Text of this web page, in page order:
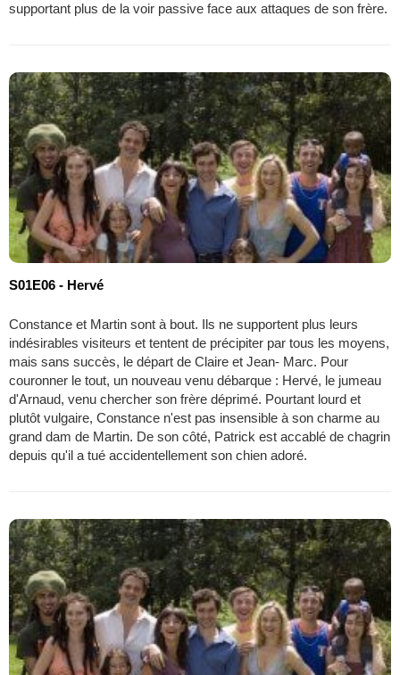
supportant plus de la voir passive face aux attaques de son frère.
S01E06 - Hervé
Constance et Martin sont à bout. Ils ne supportent plus leurs
indésirables visiteurs et tentent de précipiter par tous les moyens,
mais sans succès, le départ de Claire et Jean- Marc. Pour
couronner le tout, un nouveau venu débarque : Hervé, le jumeau
d'Arnaud, venu chercher son frère déprimé. Pourtant lourd et
plutôt vulgaire, Constance n'est pas insensible à son charme au
grand dam de Martin. De son côté, Patrick est accablé de chagrin
depuis qu'il a tué accidentellement son chien adoré.